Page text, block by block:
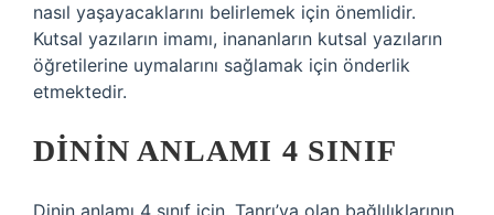
nasıl yaşayacaklarını belirlemek için önemlidir.
Kutsal yazıların imamı, inananların kutsal yazıların
öğretilerine uymalarını sağlamak için önderlik
etmektedir.
DININ ANLAMI 4 SINIF
Dinin anlamı 4 sınıf için, Tanrı’ya olan bağlılıklarının,